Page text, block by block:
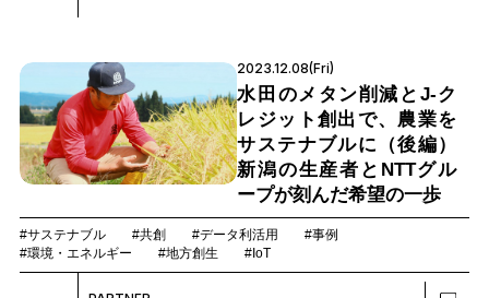
2023.12.08(Fri)
水田のメタン削減とJ-ク
レジット創出で、農業を
サステナブルに（後編）
新潟の生産者とNTTグル
ープが刻んだ希望の一歩
#サステナブル #共創 #データ利活用
#事例
#環境・エネルギー
#地方創生 #IoT